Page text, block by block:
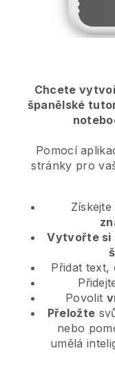
Chcete
španělské
Pomocí
stránky pro
Získejte
Vytvořte si
Přidat text,
Povolit
Přeložte
nebo
umělá